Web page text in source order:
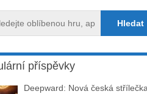
příspěvky
Deepward: Nová česká střílečka